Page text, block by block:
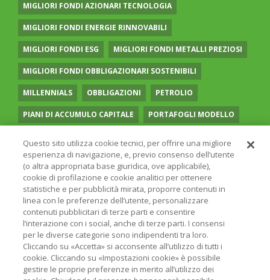
MIGLIORI FONDI AZIONARI TECNOLOGIA
MIGLIORI FONDI ENERGIE RINNOVABILI
MIGLIORI FONDI ESG MIGLIORI FONDI METALLI PREZIOSI
MIGLIORI FONDI OBBLIGAZIONARI SOSTENIBILI
MILLENNIALS OBBLIGAZIONI PETROLIO
PIANI DI ACCUMULO CAPITALE PORTAFOGLI MODELLO
RISPARMIO GESTITO SOCIAL MEDIA STILE VALUE
TASSI UGUAGLIANZA DI GENERE VOLATILITÀ
© 2026 ONLINE SIM - ONLINE SIM È UNA SOCIETÀ DEL
GRUPPO BANCARIOERSEL - P.IVA 12927410154
PRIVACY POLICY
COOKIE INFORMAZIONI LEGALI
Questo sito utilizza cookie tecnici, per offrire una migliore
esperienza di navigazione, e, previo consenso dell’utente
(o altra appropriata base giuridica, ove applicabile),
cookie di profilazione e cookie analitici per ottenere
statistiche e per pubblicità mirata, proporre contenuti in
linea con le preferenze dell’utente, personalizzare
contenuti pubblicitari di terze parti e consentire
l’interazione con i social, anche di terze parti. I consensi
per le diverse categorie sono indipendenti tra loro.
Cliccando su «Accetta» si acconsente all’utilizzo di tutti i
cookie. Cliccando su «Impostazioni cookie» è possibile
gestire le proprie preferenze in merito all’utilizzo dei